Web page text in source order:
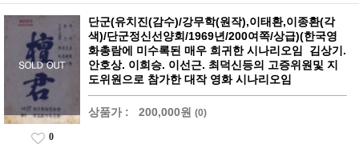
단군(유치진(감수)/강무학(원작),이태환,이종환(각
색)/단군정신선양회/1969년/200여쪽/상급)(한국영
화총람에 미수록된 매우 희귀한 시나리오임 김상기.
안호상. 이희승. 이선근. 최덕신등의 고증위원및 지
도위원으로 참가한 대작 영화 시나리오임
상품가 : 200,000원 (0)
0